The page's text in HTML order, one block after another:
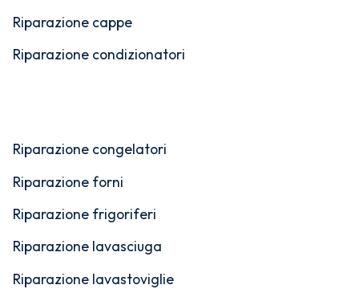
Riparazione cappe
Riparazione condizionatori
Riparazione congelatori
Riparazione forni
Riparazione frigoriferi
Riparazione lavasciuga
Riparazione lavastoviglie